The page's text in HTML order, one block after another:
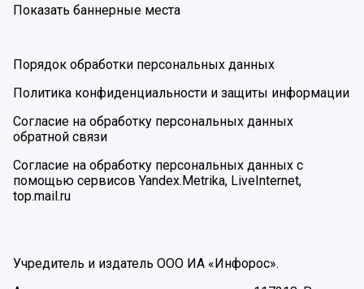
Показать баннерные места
Порядок обработки персональных данных
Политика конфиденциальности и защиты информации
Согласие на обработку персональных данных
обратной связи
Согласие на обработку персональных данных с
помощью сервисов Yandex.Metrika, LiveInternet,
top.mail.ru
Учредитель и издатель ООО ИА «Инфорос».